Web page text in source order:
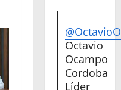
Octavio
Ocampo
Cordoba
Líder